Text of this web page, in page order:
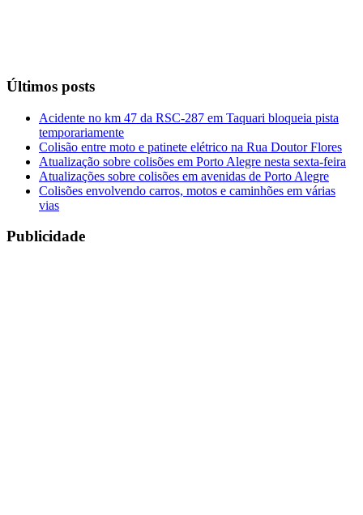
Últimos posts
Acidente no km 47 da RSC-287 em Taquari bloqueia pista
temporariamente
Colisão entre moto e patinete elétrico na Rua Doutor Flores
Atualização sobre colisões em Porto Alegre nesta sexta-feira
Atualizações sobre colisões em avenidas de Porto Alegre
Colisões envolvendo carros, motos e caminhões em várias
vias
Publicidade